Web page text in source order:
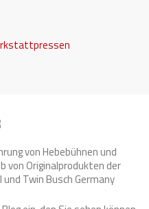
von Hebebühnen und
Originalprodukten der
Twin Busch Germany